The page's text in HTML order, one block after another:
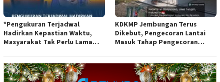
*Pengukuran Terjadwal
Hadirkan Kepastian Waktu,
Masyarakat Tak Perlu Lama
KDKMP Jembungan Terus
Dikebut, Pengecoran Lantai
Masuk Tahap Pengecoran